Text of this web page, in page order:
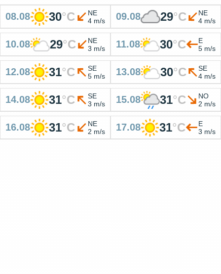
08.08 30°C
NE
4 m/s
09.08 29°C
NE
4 m/s
10.08 29°C
NE
3 m/s
11.08 30°C
E
5 m/s
12.08 31°C
SE
5 m/s
13.08 30°C
SE
4 m/s
14.08 31°C
SE
3 m/s
15.08 31°C
NO
2 m/s
16.08 31°C
NE
2 m/s
17.08 31°C
E
3 m/s